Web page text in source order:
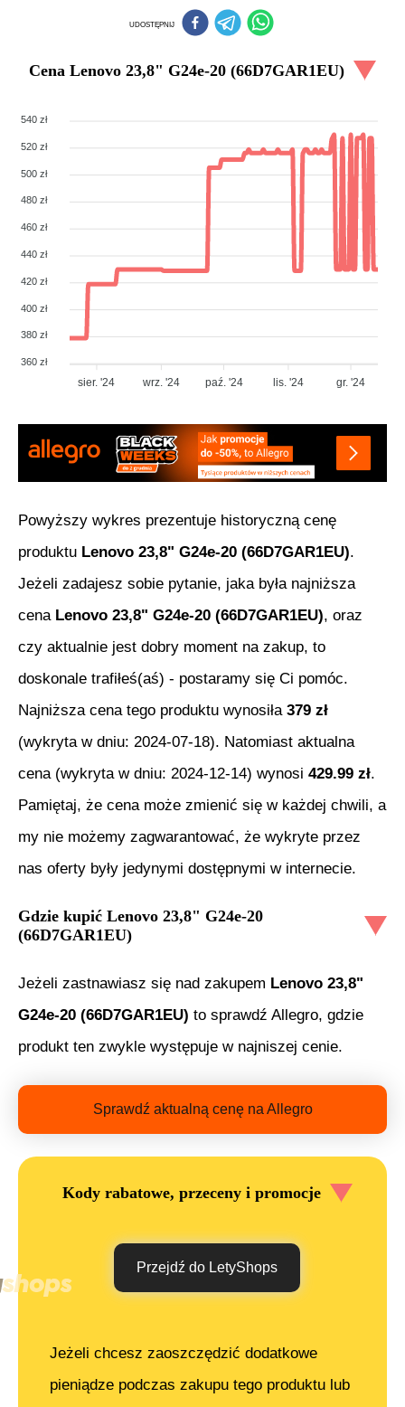
UDOSTĘPNIJ
Cena Lenovo 23,8" G24e-20 (66D7GAR1EU)
540 zł
520 zł
500 zł
480 zł
460 zł
440 zł
420 zł
400 zł
380 zł
360 zł
sier. '24 wrz. '24 paź. '24 lis. '24 gr. '24
Powyższy wykres prezentuje historyczną cenę
produktu Lenovo 23,8" G24e-20 (66D7GAR1EU).
Jeżeli zadajesz sobie pytanie, jaka była najniższa
cena Lenovo 23,8" G24e-20 (66D7GAR1EU), oraz
czy aktualnie jest dobry moment na zakup, to
doskonale trafiłeś(aś) - postaramy się Ci pomóc.
Najniższa cena tego produktu wynosiła 379 zł
(wykryta w dniu: 2024-07-18). Natomiast aktualna
cena (wykryta w dniu: 2024-12-14) wynosi 429.99 zł.
Pamiętaj, że cena może zmienić się w każdej chwili, a
my nie możemy zagwarantować, że wykryte przez
nas oferty były jedynymi dostępnymi w internecie.
Gdzie kupić Lenovo 23,8" G24e-20
(66D7GAR1EU)
Jeżeli zastnawiasz się nad zakupem Lenovo 23,8"
G24e-20 (66D7GAR1EU) to sprawdź Allegro, gdzie
produkt ten zwykle występuje w najniszej cenie.
Sprawdź aktualną cenę na Allegro
Kody rabatowe, przeceny i promocje
Przejdź do LetyShops
Jeżeli chcesz zaoszczędzić dodatkowe
pieniądze podczas zakupu tego produktu lub